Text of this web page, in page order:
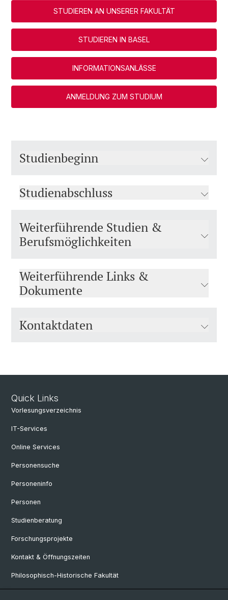
STUDIEREN AN UNSERER FAKULTÄT
STUDIEREN IN BASEL
INFORMATIONSANLÄSSE
ANMELDUNG ZUM STUDIUM
Studienbeginn
Studienabschluss
Weiterführende Studien &
Berufsmöglichkeiten
Weiterführende Links &
Dokumente
Kontaktdaten
Quick Links
Vorlesungsverzeichnis
IT-Services
Online Services
Personensuche
Personeninfo
Personen
Studienberatung
Forschungsprojekte
Kontakt & Öffnungszeiten
Philosophisch-Historische Fakultät